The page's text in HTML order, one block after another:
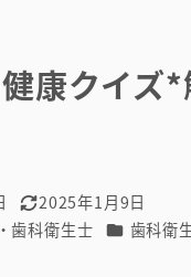
康クイズ
更新日
2025年1月9日
歯科衛生士 カテゴリー
歯科衛